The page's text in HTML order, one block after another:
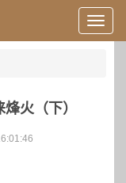
用
户
火（下）